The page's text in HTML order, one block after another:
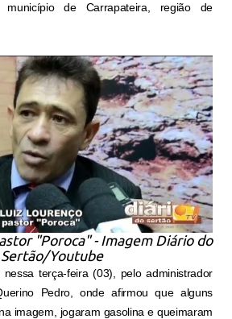
município de Carrapateira, região de
"Poroca" - Imagem Diário do
Sertão/Youtube
terça-feira (03), pelo administrador
Pedro, onde afirmou que alguns
imagem, jogaram gasolina e queimaram